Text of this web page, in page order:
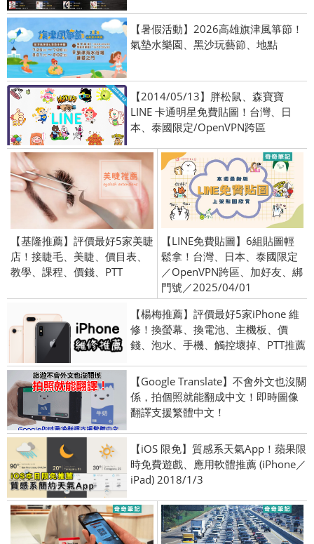
【暑假活動】2026高雄旗津風箏節！
氣墊水樂園、黑沙玩藝節、地點
【2014/05/13】胖松鼠、森寶寶
LINE 卡通明星免費貼圖！台灣、日
本、泰國限定/OpenVPN跨區
【基隆推薦】評價最好5家美睫
店！接睫毛、美睫、價目表、
教學、課程、價錢、PTT
【LINE免費貼圖】6組貼圖輕
鬆拿！台灣、日本、泰國限定
／OpenVPN跨區、加好友、綁
門號／2025/04/01
【楊梅推薦】評價最好5家iPhone 維
修！換螢幕、換電池、主機板、價
錢、泡水、手機、觸控壞掉、PTT推薦
【Google Translate】不會外文也沒關
係，拍個照就能翻成中文！即時圖像
翻譯支援繁體中文！
【iOS 限免】質感系天氣App！蘋果限
時免費遊戲、應用軟體推薦 (iPhone／
iPad) 2018/1/3